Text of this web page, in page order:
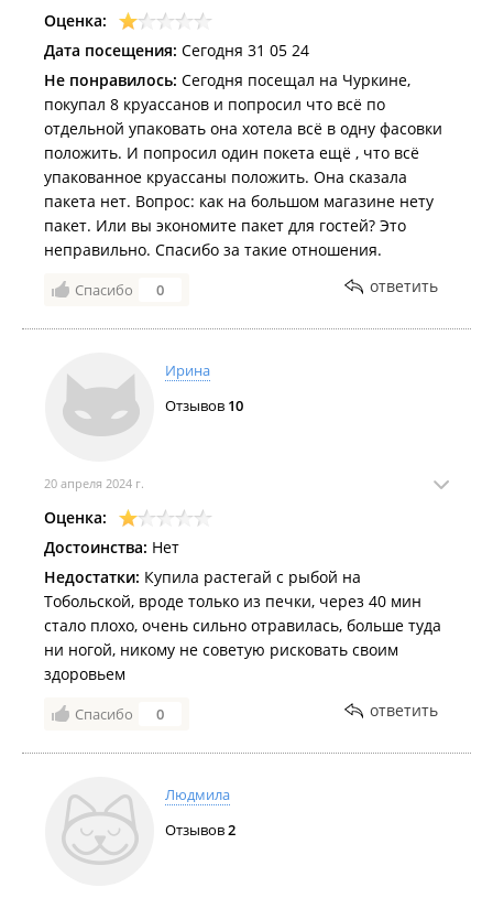
Оценка:
Дата посещения: Сегодня 31 05 24
Не понравилось: Сегодня посещал на Чуркине,
покупал 8 круассанов и попросил что всё по
отдельной упаковать она хотела всё в одну фасовки
положить. И попросил один покета ещё , что всё
упакованное круассаны положить. Она сказала
пакета нет. Вопрос: как на большом магазине нету
пакет. Или вы экономите пакет для гостей? Это
неправильно. Спасибо за такие отношения.
Спасибо 0 ответить
Ирина
Отзывов 10
20 апреля 2024 г.
Оценка:
Достоинства: Нет
Недостатки: Купила растегай с рыбой на
Тобольской, вроде только из печки, через 40 мин
стало плохо, очень сильно отравилась, больше туда
ни ногой, никому не советую рисковать своим
здоровьем
Спасибо 0 ответить
Людмила
Отзывов2